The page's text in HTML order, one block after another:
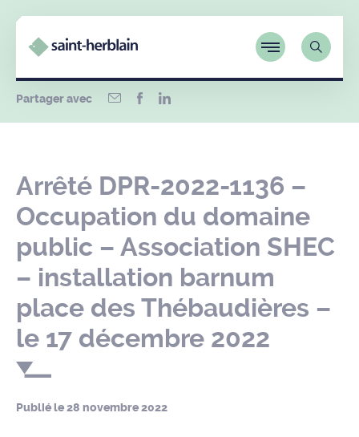
Partager avec
Arrêté DPR-2022-1136 –
Occupation du domaine
public – Association SHEC
– installation barnum
place des Thébaudières –
le 17 décembre 2022
Publié le28 novembre 2022